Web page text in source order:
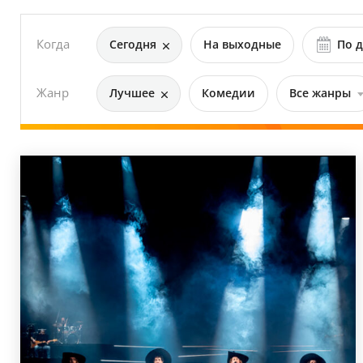
Когда Сегодня На выходные По
Жанр Лучшее Комедии Все жанры